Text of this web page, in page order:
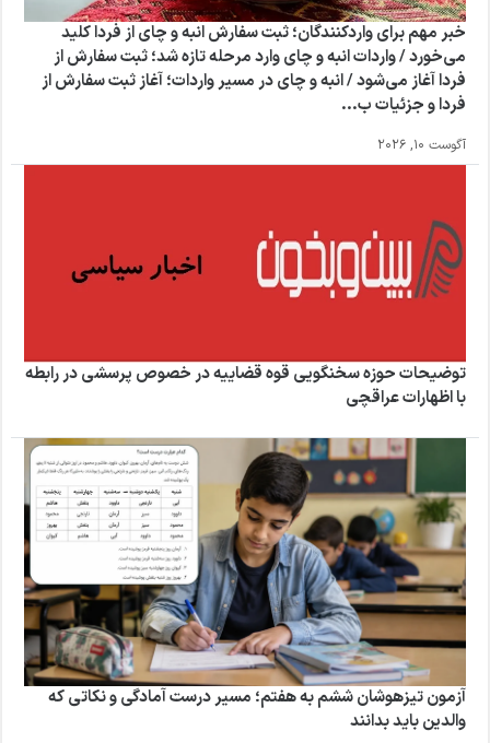
خبر مهم برای واردکنندگان؛ ثبت سفارش انبه و چای از فردا کلید
می‌خورد / واردات انبه و چای وارد مرحله تازه شد؛ ثبت سفارش از
فردا آغاز می‌شود / انبه و چای در مسیر واردات؛ آغاز ثبت سفارش از
فردا و جزئیات ب...
آگوست 10, 2026
توضیحات حوزه سخنگویی قوه قضاییه در خصوص پرسشی در رابطه
با اظهارات عراقچی
آزمون تیزهوشان ششم به هفتم؛ مسیر درست آمادگی و نکاتی که
والدین باید بدانند